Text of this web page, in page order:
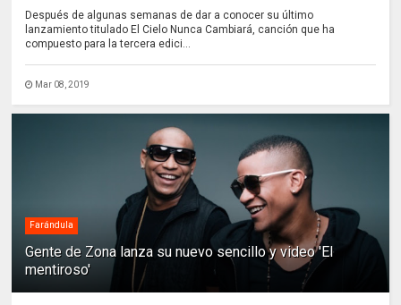
Después de algunas semanas de dar a conocer su último
lanzamiento titulado El Cielo Nunca Cambiará, canción que ha
compuesto para la tercera edici...
Mar 08, 2019
Farándula
Gente de Zona lanza su nuevo sencillo y video 'El
mentiroso'